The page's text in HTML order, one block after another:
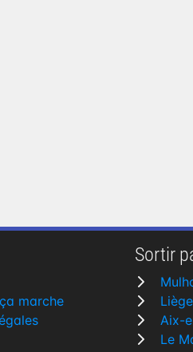
marche
Sortir
Liège
Aix-
Le